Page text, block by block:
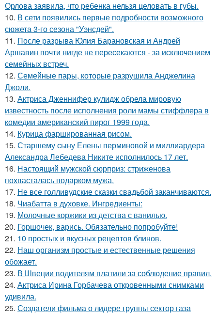
Орлова заявила, что ребенка нельзя целовать в губы.
10. В сети появились первые подробности возможного
сюжета 3-го сезона "Уэнсдей".
11. После разрыва Юлия Барановская и Андрей
Аршавин почти нигде не пересекаются - за исключением
семейных встреч.
12. Семейные пары, которые разрушила Анджелина
Джоли.
13. Актриса Дженнифер кулидж обрела мировую
известность после исполнения роли мамы стиффлера в
комедии американский пирог 1999 года.
14. Курица фаршированная рисом.
15. Старшему сыну Елены перминовой и миллиардера
Александра Лебедева Никите исполнилось 17 лет.
16. Настоящий мужской сюрприз: стриженова
похвасталась подарком мужа.
17. Не все голливудские сказки свадьбой заканчиваются.
18. Чиабатта в духовке. Ингредиенты:
19. Молочные коржики из детства с ванилью.
20. Горшочек, варись. Обязательно попробуйте!
21. 10 простых и вкусных рецептов блинов.
22. Наш организм простые и естественные решения
обожает.
23. В Швеции водителям платили за соблюдение правил.
24. Актриса Ирина Горбачева откровенными снимками
удивила.
25. Создатели фильма о лидере группы сектор газа